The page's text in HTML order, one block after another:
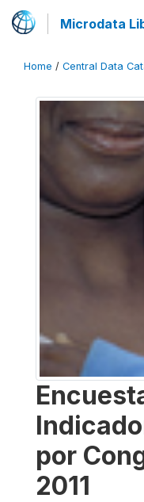
Microdata
Home / Central Data
por
2011